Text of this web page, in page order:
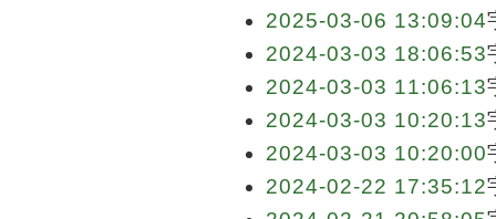
2025-03-06 13:09:04
2024-03-03 18:06:53
2024-03-03 11:06:13
2024-03-03 10:20:13
2024-03-03 10:20:00
2024-02-22 17:35:12